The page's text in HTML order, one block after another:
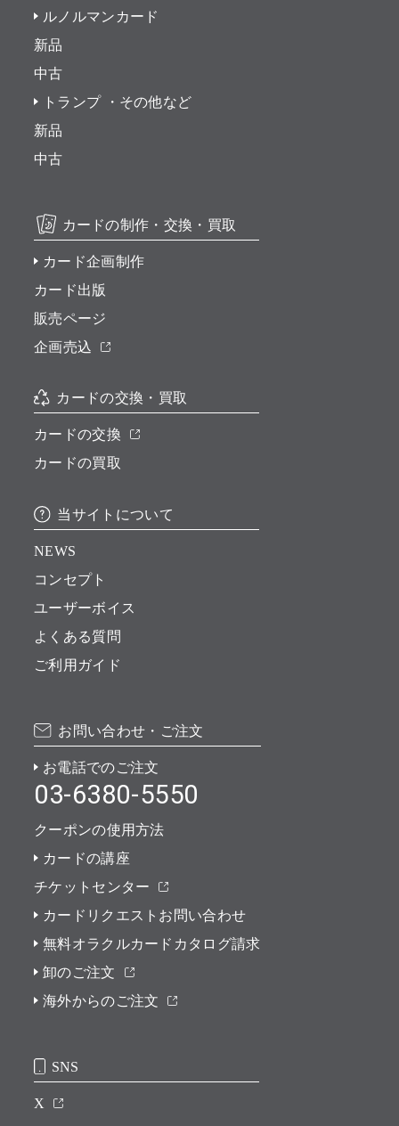
ルノルマンカード
新品
中古
トランプ ・その他など
新品
中古
カードの制作・交換・買取
カード企画制作
カード出版
販売ページ
企画売込
カードの交換・買取
カードの交換
カードの買取
当サイトについて
NEWS
コンセプト
ユーザーボイス
よくある質問
ご利用ガイド
お問い合わせ・ご注文
お電話でのご注文
03-6380-5550
クーポンの使用方法
カードの講座
チケットセンター
カードリクエストお問い合わせ
無料オラクルカードカタログ請求
卸のご注文
海外からのご注文
SNS
X